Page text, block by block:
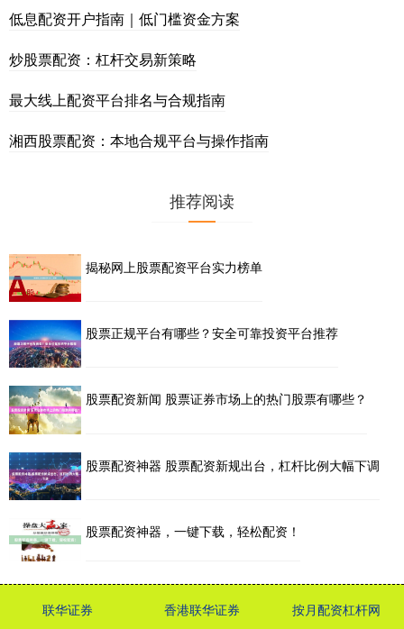
低息配资开户指南｜低门槛资金方案
炒股票配资：杠杆交易新策略
最大线上配资平台排名与合规指南
湘西股票配资：本地合规平台与操作指南
推荐阅读
揭秘网上股票配资平台实力榜单
股票正规平台有哪些？安全可靠投资平台推荐
股票配资新闻 股票证券市场上的热门股票有哪些？
股票配资神器 股票配资新规出台，杠杆比例大幅下调
股票配资神器，一键下载，轻松配资！
联华证券 香港联华证券 按月配资杠杆网